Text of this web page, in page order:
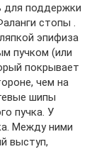
для поддержки
стопы .
эпифиза
пучком (или
покрывает
чем на
шипы
пучка. У
Между ними
выступ,